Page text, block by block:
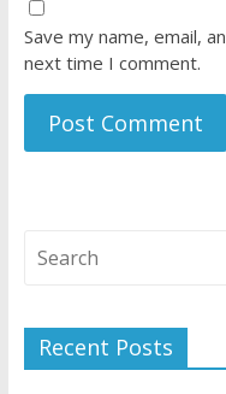
Save my name, email,
next time I comment.
Recent Posts